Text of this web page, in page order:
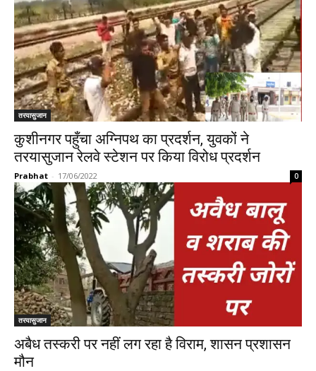
तरयासुजान
कुशीनगर पहुँचा अग्निपथ का प्रदर्शन, युवकों ने
तरयासुजान रेलवे स्टेशन पर किया विरोध प्रदर्शन
Prabhat - 17/06/2022 0
तरयासुजान
अबैध तस्करी पर नहीं लग रहा है विराम, शासन प्रशासन
मौन